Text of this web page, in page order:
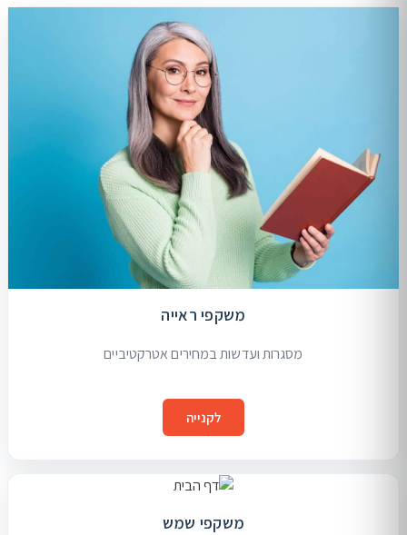
משקפי ראייה
מסגרות ועדשות במחירים אטרקטיביים
לקנייה
משקפי שמש